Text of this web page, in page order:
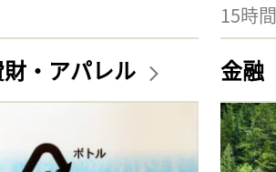
15時
・アパレル 金融